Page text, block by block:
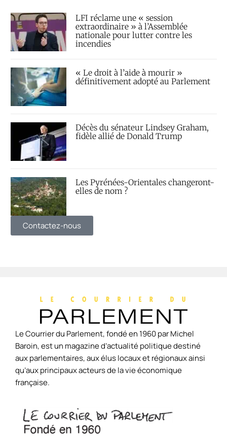
LFI réclame une « session
extraordinaire » à l’Assemblée
nationale pour lutter contre les
incendies
« Le droit à l’aide à mourir »
définitivement adopté au Parlement
Décès du sénateur Lindsey Graham,
fidèle allié de Donald Trump
Les Pyrénées-Orientales changeront-
elles de nom ?
Contactez-nous
Le Courrier du Parlement, fondé en 1960 par Michel
Baroin, est un magazine d’actualité politique destiné
aux parlementaires, aux élus locaux et régionaux ainsi
qu’aux principaux acteurs de la vie économique
française.